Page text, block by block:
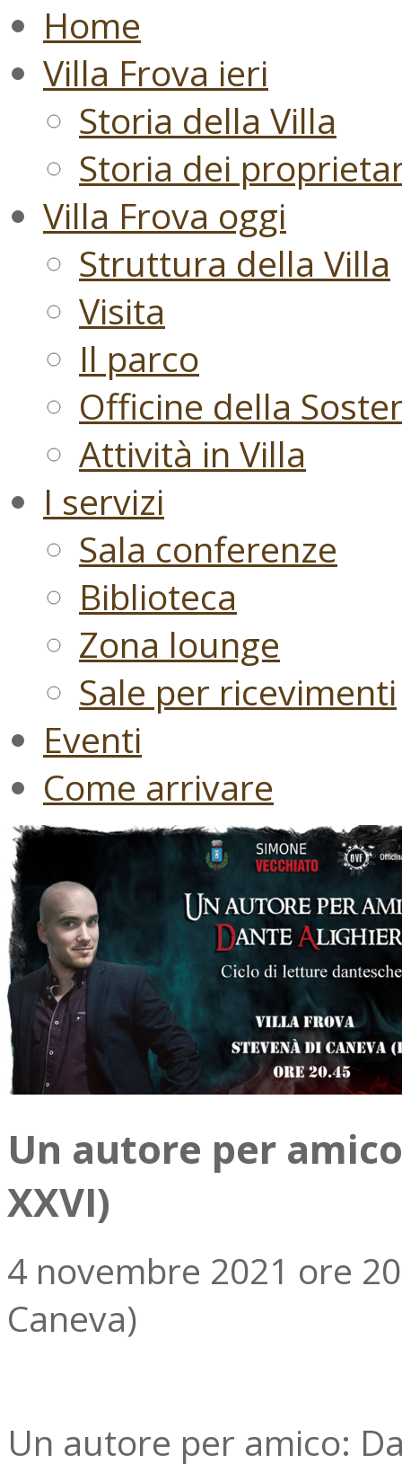
Home
Villa Frova ieri
Storia della Villa
Storia dei
Villa Frova oggi
Struttura della Villa
Visita
Il parco
Officine della
Attività in Villa
I servizi
Sala conferenze
Biblioteca
Zona lounge
Sale per ricevimenti
Eventi
Come arrivare
Un autore per
XXVI)
4 novembre 2021 ore
Caneva)
Un autore per amico: